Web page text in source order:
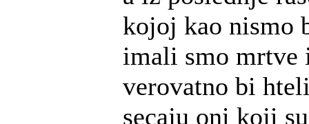
kojoj kao nismo
imali smo mrtve
verovatno bi
secaju oni koji